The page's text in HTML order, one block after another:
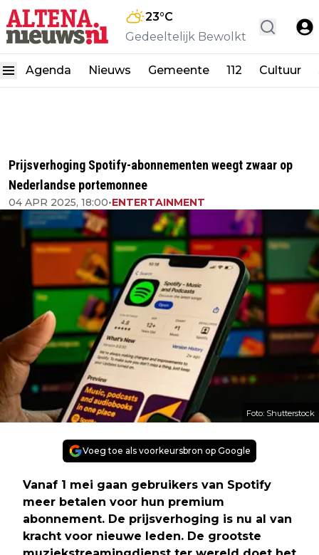
23°C
Gedeeltelijk Bewolkt
Agenda Nieuws Gemeente 112 Cultuur
Prijsverhoging Spotify-abonnementen weegt zwaar op
Nederlandse portemonnee
04 APR 2025, 18:00•ENTERTAINMENT
Foto: Shutterstock
Voeg toe als voorkeursbron op Google
Vanaf 1 mei gaan gebruikers van Spotify
meer betalen voor hun premium
abonnement. De prijsverhoging is nu al van
kracht voor nieuwe leden. De grootste